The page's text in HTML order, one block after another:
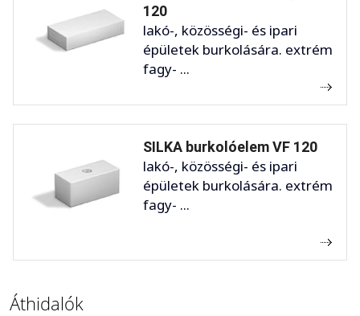
120
lakó-, közösségi- és ipari
épületek burkolására. extrém
fagy- ...
SILKA burkolóelem VF 120
lakó-, közösségi- és ipari
épületek burkolására. extrém
fagy- ...
Áthidalók